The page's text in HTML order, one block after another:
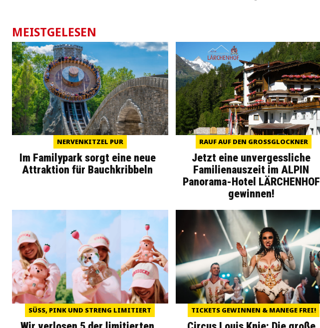
MEISTGELESEN
NERVENKITZEL PUR
Im Familypark sorgt eine neue
Attraktion für Bauchkribbeln
RAUF AUF DEN GROSSGLOCKNER
Jetzt eine unvergessliche
Familienauszeit im ALPIN
Panorama-Hotel LÄRCHENHOF
gewinnen!
SÜSS, PINK UND STRENG LIMITIERT TICKETS GEWINNEN & MANEGE FREI!